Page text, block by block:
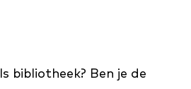
bibliotheek? Ben je de